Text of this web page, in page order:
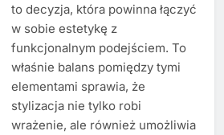
to decyzja, która powinna łączyć
w sobie estetykę z
funkcjonalnym podejściem. To
właśnie balans pomiędzy tymi
elementami sprawia, że
stylizacja nie tylko robi
wrażenie, ale również umożliwia